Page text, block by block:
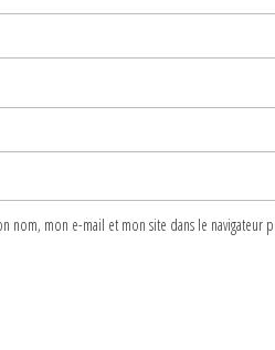
nom, mon e-mail et mon site dans le navigateur